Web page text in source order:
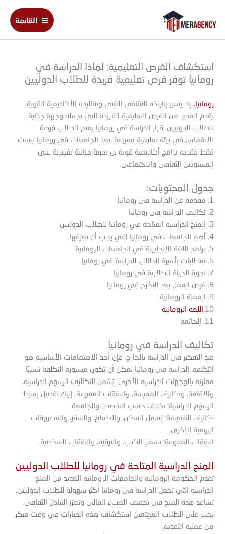
المحتوى
Main
Menu
القائمة
استكشاف الفرص التعليمية: لماذا الدراسة في
رومانيا توفر فرص تعليمية فريدة للطلاب الدوليين
رومانيا، بلد يتميز بتاريخه الثقافي الغني وتقاليده الأكاديمية القوية،
يقدم العديد من الفرص التعليمية الفريدة التي تجعله وجهة جذابة
للطلاب الدوليين. قرار الدراسة في رومانيا يمنح الطلاب فرصة
للانغماس في بيئة تعليمية متنوعة. تعد الجامعات في رومانيا ليست
فقط بتقديم برامج أكاديمية قوية بل تجربة حياتية تغييرية على
المستويين الثقافي والاجتماعي.
جدول المحتويات:
1. مقدمة عن الدراسة في رومانيا
2. تكاليف الدراسة في رومانيا
3. المنح الدراسية المتاحة في رومانيا للطلاب الدوليين
4. أهم الجامعات في رومانيا التي يجب أن تعرفها
5. برامج اللغة الإنجليزية في الجامعات الرومانية
6. متطلبات تأشيرة الطالب للدراسة في رومانيا
7. تجربة الحياة الطلابية في رومانيا
8. فرص العمل بعد التخرج في رومانيا
9. العملة الرومانية
10. اللغة الرومانية
11. الخاتمة
تكاليف الدراسة في رومانيا
عند التفكير في الدراسة بالخارج، فإن أحد الاهتمامات الأساسية هو
التكلفة. الدراسة في رومانيا يمكن أن تكون ميسورة التكلفة نسبيًا
مقارنة بالوجهات الدراسية الأخرى. تشمل التكاليف الرسوم الدراسية،
والإقامة، وتكاليف المعيشة، والنفقات المتنوعة. إليك تفصيل بسيط:
الرسوم الدراسية: تختلف حسب التخصص والجامعة.
تكاليف المعيشة: تشمل السكن، والطعام، والسفر، والمصروفات
اليومية الأخرى.
النفقات المتنوعة: تشمل الكتب، والترفيه، والنفقات الشخصية.
المنح الدراسية المتاحة في رومانيا للطلاب الدوليين
تقدم الحكومة الرومانية والجامعات الرومانية العديد من المنح
الدراسية التي تجعل الدراسة في رومانيا أكثر سهولة للطلاب الدوليين.
تساعد هذه المنح في تخفيف العبء المالي وتعزز التبادل الثقافي.
يجب على الطلاب المهتمين استكشاف هذه الخيارات في وقت مبكر
من عملية التقديم.